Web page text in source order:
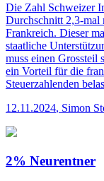
Die Zahl Schweizer
Durchschnitt 2,3-mal
Frankreich. Dieser
staatliche
muss einen Grossteil
ein Vorteil für die
Steuerzahlenden
12.11.2024, Simon
2% Neurentner